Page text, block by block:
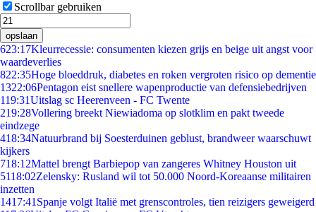
Scrollbar gebruiken
opslaan
623:17Kleurrecessie: consumenten kiezen grijs en beige uit angst voor
waardeverlies
822:35Hoge bloeddruk, diabetes en roken vergroten risico op dementie
1322:06Pentagon eist snellere wapenproductie van defensiebedrijven
119:31Uitslag sc Heerenveen - FC Twente
219:28Vollering breekt Niewiadoma op slotklim en pakt tweede
eindzege
418:34Natuurbrand bij Soesterduinen geblust, brandweer waarschuwt
kijkers
718:12Mattel brengt Barbiepop van zangeres Whitney Houston uit
5118:02Zelensky: Rusland wil tot 50.000 Noord-Koreaanse militairen
inzetten
1417:41 Spanje volgt Italië met grenscontroles, tien reizigers geweigerd